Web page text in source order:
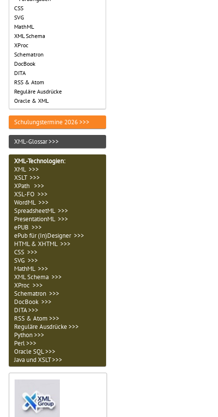
CSS
SVG
MathML
XML Schema
XProc
Schematron
DocBook
DITA
RSS & Atom
Reguläre Ausdrücke
Oracle & XML
Schulungstermine 2026 >>>
XML-Glossar >>>
XML-Technologien:
XML >>>
XSLT >>>
XPath >>>
XSL-FO >>>
WordML >>>
SpreadsheetML >>>
PresentationML >>>
ePUB >>>
ePub für (In)Designer >>>
HTML & XHTML >>>
CSS >>>
SVG >>>
MathML >>>
XML Schema >>>
XProc >>>
Schematron >>>
DocBook >>>
DITA >>>
RSS & Atom >>>
Reguläre Ausdrücke >>>
Python >>>
Perl >>>
Oracle SQL >>>
Java und XSLT >>>